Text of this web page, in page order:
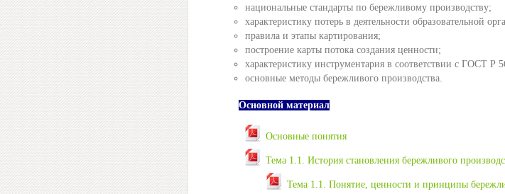
национальные стандарты по бережливому производству;
характеристику потерь в деятельности образовательной
правила и этапы картирования;
построение карты потока создания ценности;
характеристику инструментария в соответствии с ГОСТ Р
основные методы бережливого производства.
Основной материал
Основные понятия
Тема 1.1. История становления бережливого
Тема 1.1. Понятие, ценности и принципы